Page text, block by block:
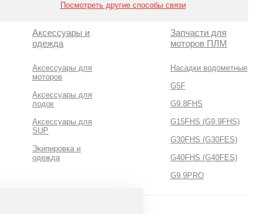
Посмотреть другие способы связи
Аксессуары и
одежда
Аксессуары для
моторов
Аксессуары для
лодок
Аксессуары для
SUP
Экипировка и
одежда
Запчасти для
моторов ПЛМ
Насадки водометные
G5F
G9.8FHS
G15FHS (G9.9FHS)
G30FHS (G30FES)
G40FHS (G40FES)
G9.9PRO